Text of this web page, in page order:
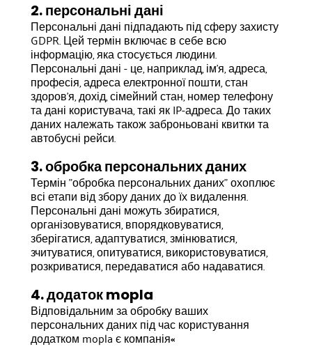
2. персональні дані
Персональні дані підпадають під сферу захисту
GDPR. Цей термін включає в себе всю
інформацію, яка стосується людини.
Персональні дані - це, наприклад, ім'я, адреса,
професія, адреса електронної пошти, стан
здоров'я, дохід, сімейний стан, номер телефону
та дані користувача, такі як IP-адреса. До таких
даних належать також заброньовані квитки та
автобусні рейси.
3. обробка персональних даних
Термін "обробка персональних даних" охоплює
всі етапи від збору даних до їх видалення.
Персональні дані можуть збиратися,
організовуватися, впорядковуватися,
зберігатися, адаптуватися, змінюватися,
зчитуватися, опитуватися, використовуватися,
розкриватися, передаватися або надаватися.
4. додаток mopla
Відповідальним за обробку ваших
персональних даних під час користування
додатком mopla є компанія«